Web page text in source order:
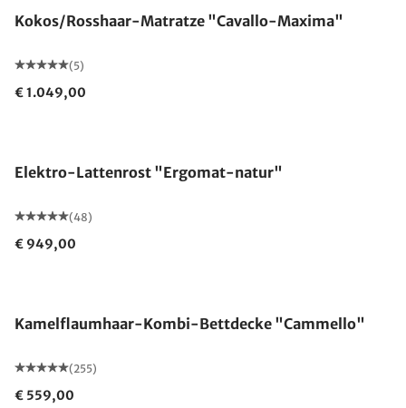
Kokos/Rosshaar-Matratze "Cavallo-Maxima"
(5)
€ 1.049,00
Elektro-Lattenrost "Ergomat-natur"
(48)
€ 949,00
Kamelflaumhaar-Kombi-Bettdecke "Cammello"
(255)
€ 559,00